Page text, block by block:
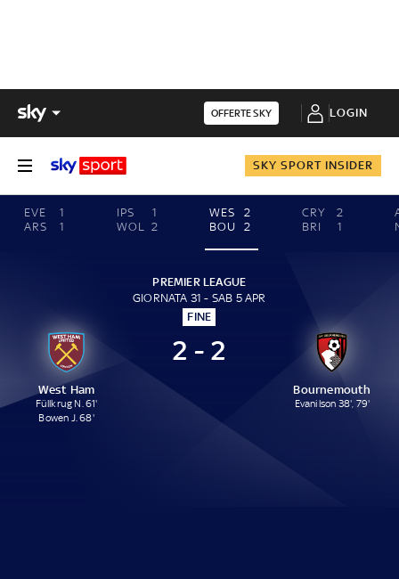
OFFERTE SKY LOGIN
SKY SPORT INSIDER
EVE
1
ARS
1
IPS
1
WOL
2
WES
2
BOU
2
CRY
2
BRI
1
PREMIER LEAGUE
GIORNATA 31 - SAB 5 APR
FINE
West Ham
Füllkrug N. 61'
Bowen J. 68'
2 - 2
Bournemouth
Evanilson 38', 79'